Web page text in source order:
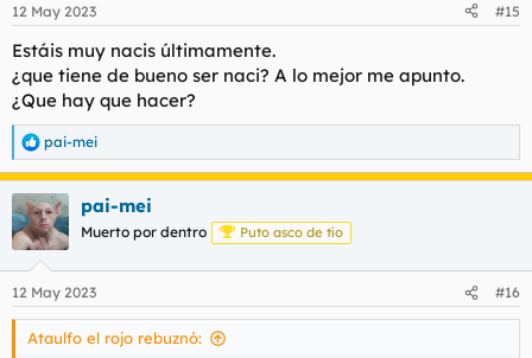
e
:
12 May 2023 #15
Estáis muy nacis últimamente.
¿que tiene de bueno ser naci? A lo mejor me apunto.
¿Que hay que hacer?
R
e
a
c
c
i
e
s
pai-mei
pai-mei
Muerto por dentro Puto asco de tío
12 May 2023 #16
Ataulfo el rojo rebuznó: